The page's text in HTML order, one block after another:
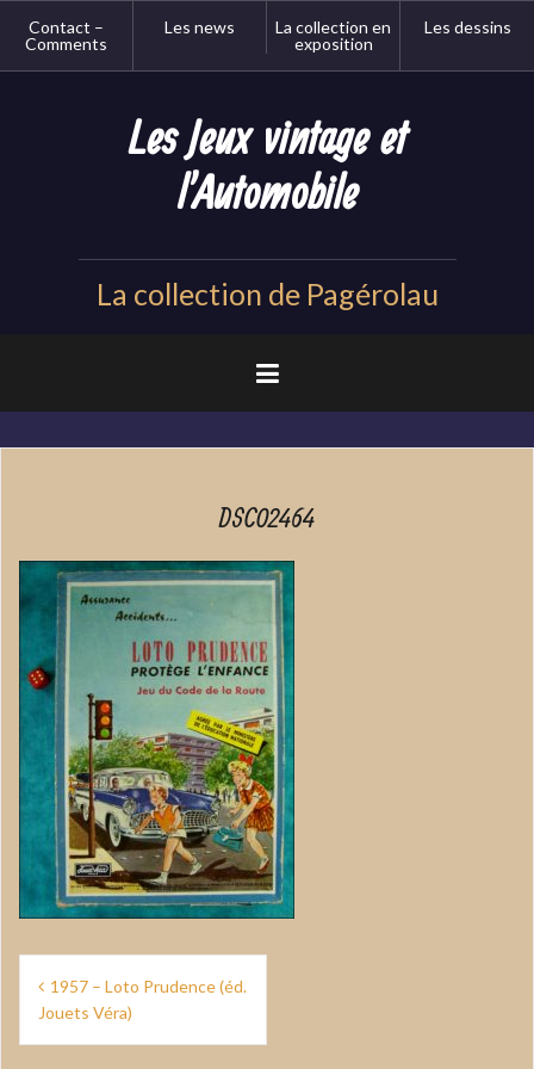
Contact –
Comments
Les news
La collection en
exposition
Les dessins
Les Jeux vintage et
l'Automobile
La collection de Pagérolau
DSC02464
Navigation
de
l’article
1957 – Loto Prudence (éd.
Jouets Véra)